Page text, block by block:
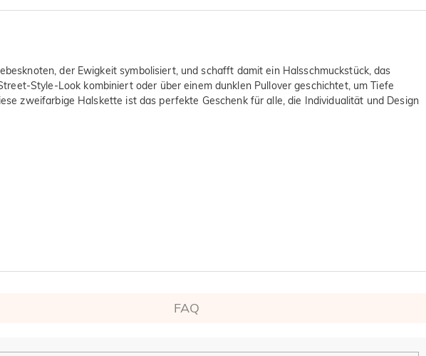
der Ewigkeit symbolisiert, und schafft damit ein Halsschmuckstück, das
Style-Look kombiniert oder über einem dunklen Pullover geschichtet, um Tiefe
zweifarbige Halskette ist das perfekte Geschenk für alle, die Individualität und Design
FAQ